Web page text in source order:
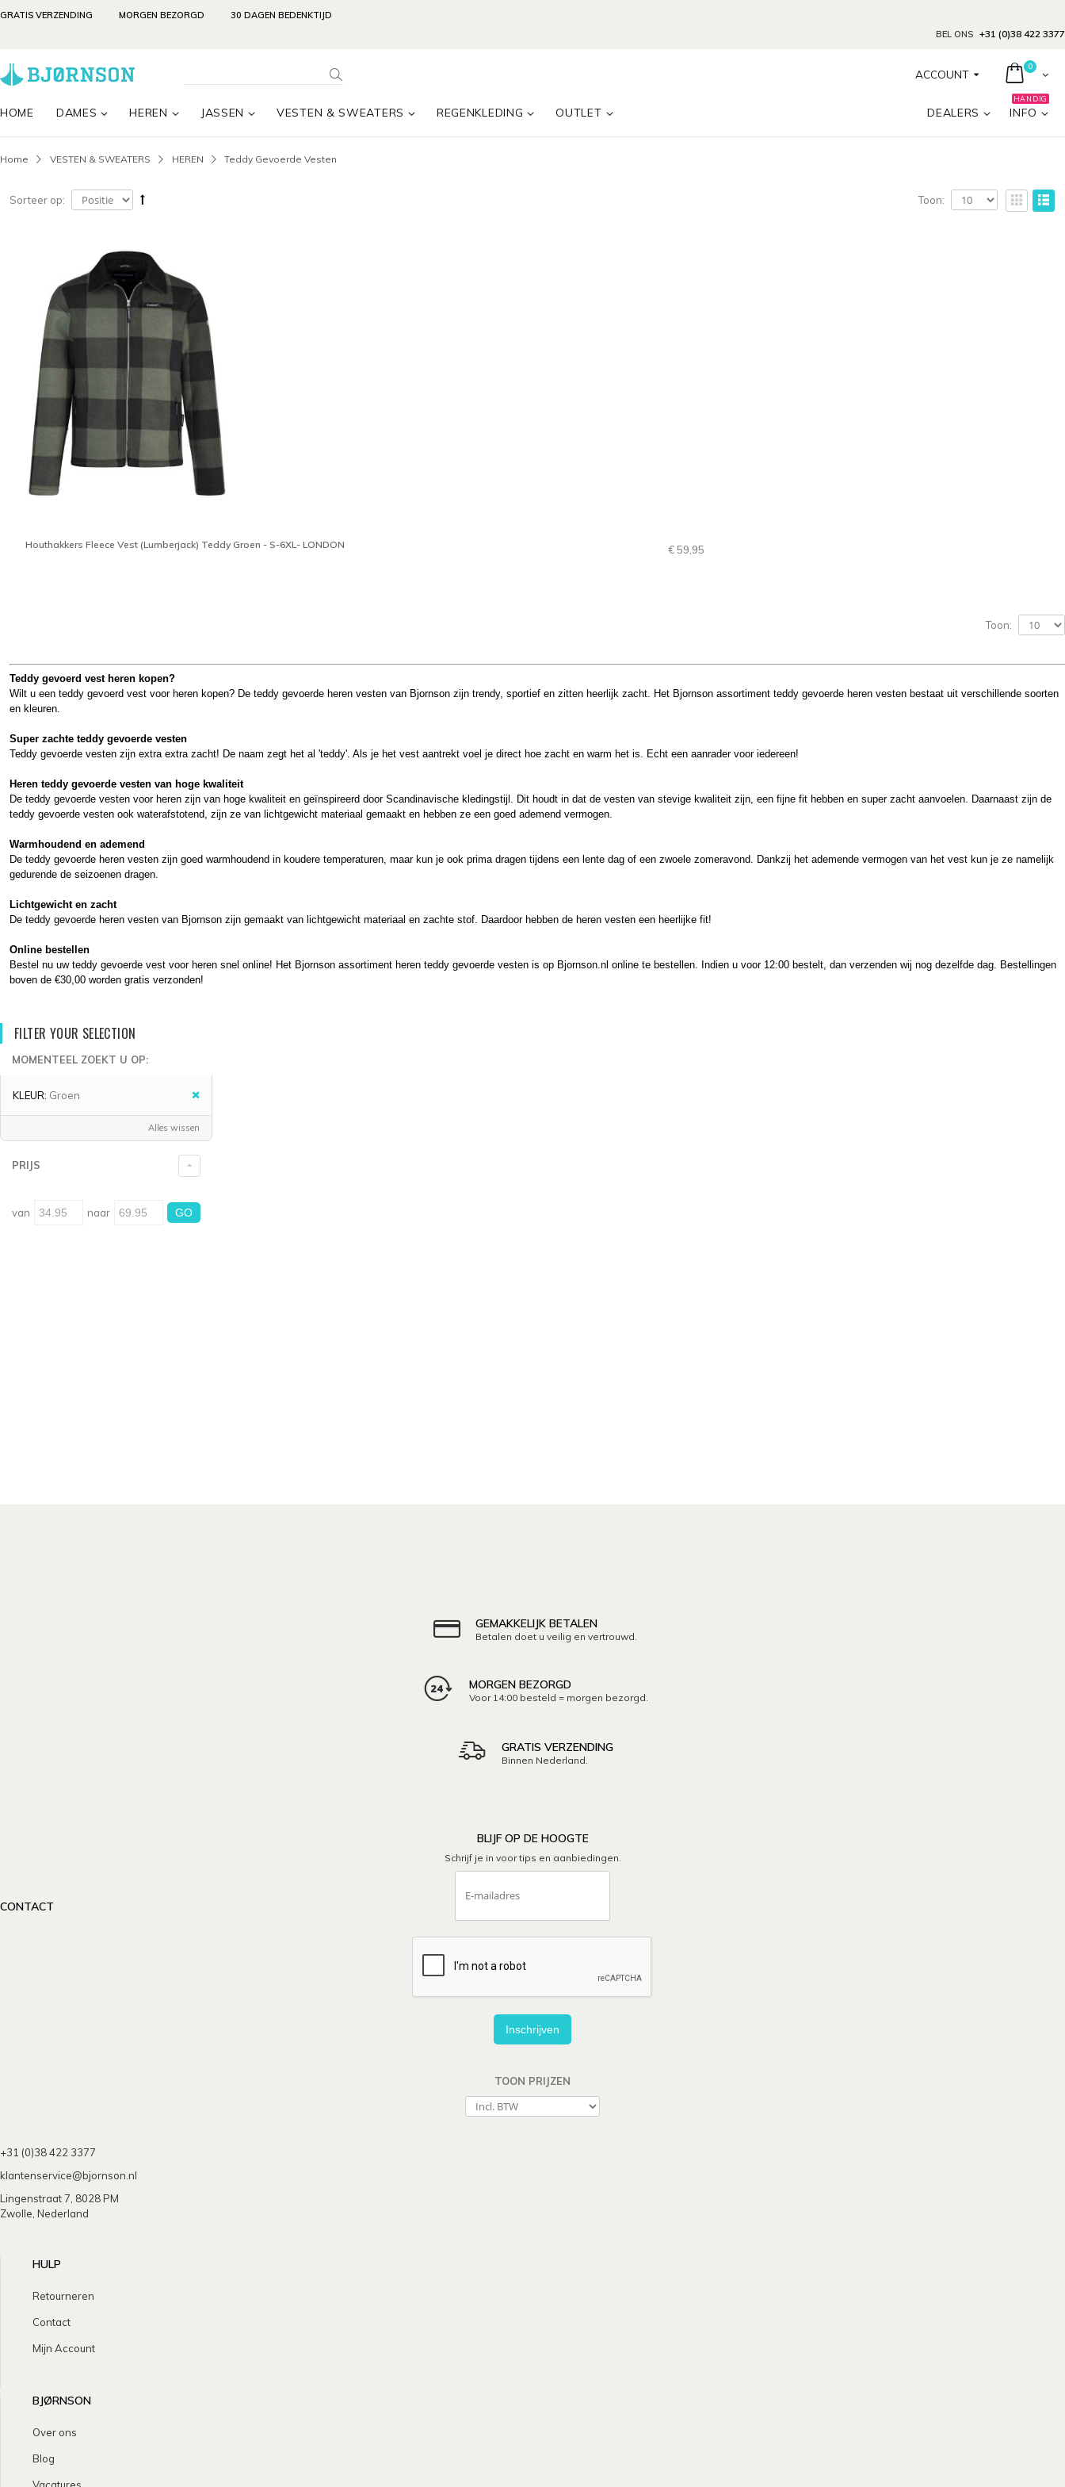
GRATIS VERZENDING MORGEN BEZORGD
30 DAGEN BEDENKTIJD
BEL ONS +31 (0)38 422 3377
ACCOUNT
0
HOME DAMES HEREN JASSEN VESTEN & SWEATERS REGENKLEDING OUTLET INFO
HANDIG
DEALERS
Home VESTEN & SWEATERS HEREN Teddy Gevoerde Vesten
Sorteer op: Toon:
Houthakkers Fleece Vest (Lumberjack) Teddy Groen - S-6XL- LONDON € 59,95
Toon:
Teddy gevoerd vest heren kopen?
Wilt u een teddy gevoerd vest voor heren kopen? De teddy gevoerde heren vesten van Bjornson zijn trendy, sportief en zitten heerlijk zacht . Het Bjornson assortiment teddy gevoerde heren vesten bestaat uit verschillende soorten
en kleuren.
Super zachte teddy gevoerde vesten
Teddy gevoerde vesten zijn extra extra zacht! De naam zegt het al 'teddy'. Als je het vest aantrekt voel je direct hoe zacht en warm het is. Echt een aanrader voor iedereen!
Heren teddy gevoerde vesten van hoge kwaliteit
De teddy gevoerde vesten voor heren zijn van hoge kwaliteit en geïnspireerd door Scandinavische kledingstijl. Dit houdt in dat de vesten van stevige kwaliteit zijn, een fijne fit hebben en super zacht aanvoelen. Daarnaast zijn de
teddy gevoerde vesten ook waterafstotend, zijn ze van lichtgewicht materiaal gemaakt en hebben ze een goed ademend vermogen.
Warmhoudend en ademend
De teddy gevoerde heren vesten zijn goed warmhoudend in koudere temperaturen, maar kun je ook prima dragen tijdens een lente dag of een zwoele zomeravond. Dankzij het ademende vermogen van het vest kun je ze namelijk
gedurende de seizoenen dragen.
Lichtgewicht en zacht
De teddy gevoerde heren vesten van Bjornson zijn gemaakt van lichtgewicht materiaal en zachte stof. Daardoor hebben de heren vesten een heerlijke fit!
Online bestellen
Bestel nu uw teddy gevoerde vest voor heren snel online! Het Bjornson assortiment heren teddy gevoerde vesten is op Bjornson.nl online te bestellen. Indien u voor 12:00 bestelt, dan verzenden wij nog dezelfde dag. Bestellingen
boven de €30,00 worden gratis verzonden!
FILTER YOUR SELECTION
MOMENTEEL ZOEKT U OP:
KLEUR: Groen
Alles wissen
PRIJS
van naar
GEMAKKELIJK BETALEN
Betalen doet u veilig en vertrouwd.
MORGEN BEZORGD
Voor 14:00 besteld = morgen bezorgd.
GRATIS VERZENDING
Binnen Nederland.
BLIJF OP DE HOOGTE
Schrijf je in voor tips en aanbiedingen.
Inschrijven
TOON PRIJZEN
CONTACT
+31 (0)38 422 3377
klantenservice@bjornson.nl
Lingenstraat 7, 8028 PM
Zwolle, Nederland
HULP
Retourneren
Contact
Mijn Account
BJØRNSON
Over ons
Blog